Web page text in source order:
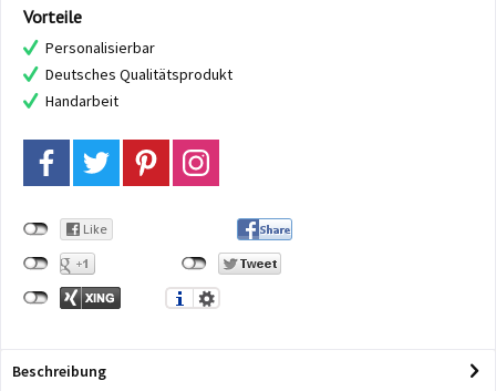
Vorteile
Personalisierbar
Deutsches Qualitätsprodukt
Handarbeit
Beschreibung